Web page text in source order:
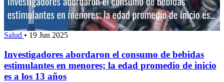
Salud • 19 Jun 2025
Investigadores abordaron el consumo de bebidas
estimulantes en menores; la edad promedio de inicio
es a los 13 años